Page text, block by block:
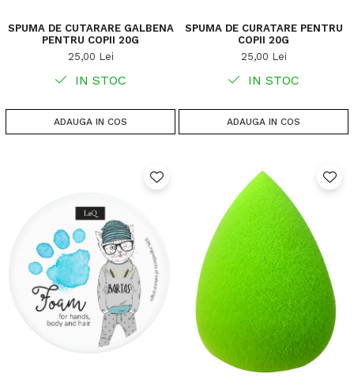
SPUMA DE CUTARARE GALBENA
PENTRU COPII 20G
25,00 Lei
IN STOC
ADAUGA IN COS
SPUMA DE CURATARE PENTRU
COPII 20G
25,00 Lei
IN STOC
ADAUGA IN COS